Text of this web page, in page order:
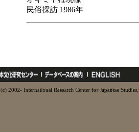
民俗採訪 1986年
2002- International Research Center for Japanese